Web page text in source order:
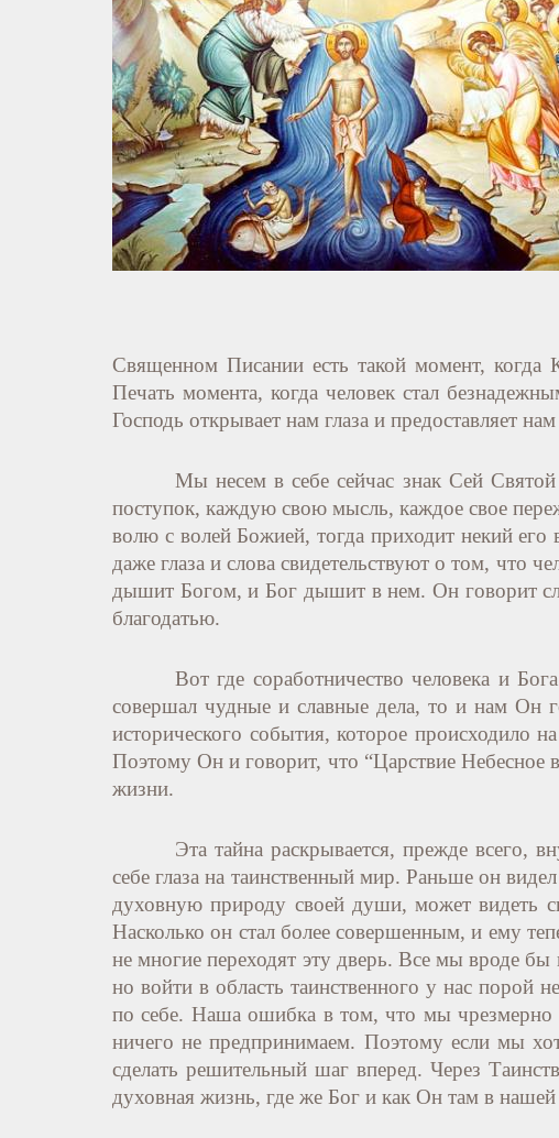
Священном Писании есть такой момент, когда
Печать момента, когда человек стал
Господь открывает нам глаза и предоставляет
Мы несем в себе сейчас знак Сей
поступок, каждую свою мысль, каждое свое
волю с волей Божией, тогда приходит некий
даже глаза и слова свидетельствуют о том, что
дышит Богом, и Бог дышит в нем. Он говорит
благодатью.
Вот где соработничество человека и
совершал чудные и славные дела, то и нам Он
исторического события, которое происходило
Поэтому Он и говорит, что “Царствие Небесное
жизни.
Эта тайна раскрывается, прежде всего,
себе глаза на таинственный мир. Раньше он
духовную природу своей души, может видеть
Насколько он стал более совершенным, и ему
не многие переходят эту дверь. Все мы вроде
но войти в область таинственного у нас порой
по себе. Наша ошибка в том, что мы чрезмерно
ничего не предпринимаем. Поэтому если мы
сделать решительный шаг вперед. Через
духовная жизнь, где же Бог и как Он там в нашей